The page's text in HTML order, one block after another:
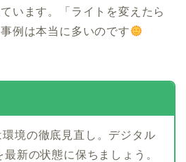
います。「ライトを変えたら
例は本当に多いのです
境の徹底見直し。デジタル
新の状態に保ちましょう。